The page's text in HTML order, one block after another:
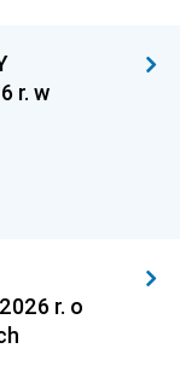
r. w
r. o